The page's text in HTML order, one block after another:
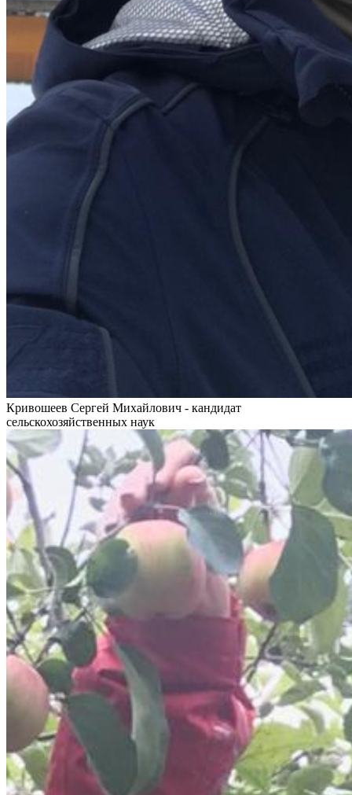
Кривошеев Сергей Михайлович - кандидат
сельскохозяйственных наук